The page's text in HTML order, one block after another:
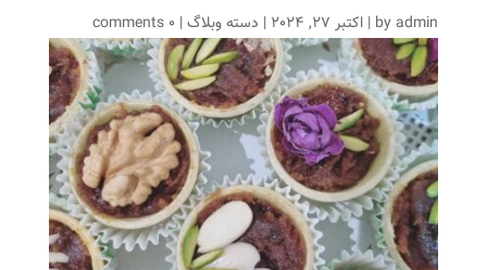
byadmin
| اکتبر 27, 2024 | دسته وبلاگ|
0 comments